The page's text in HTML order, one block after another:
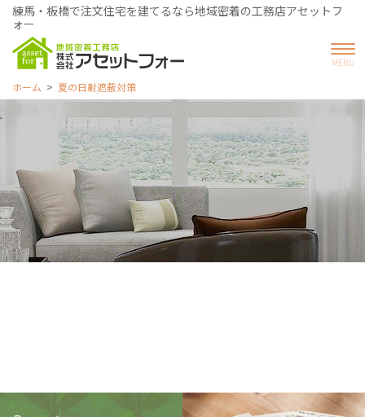
練馬・板橋で注文住宅を建てるなら地域密着の工務店アセットフ
ォー
ホーム 夏の日射遮蔽対策